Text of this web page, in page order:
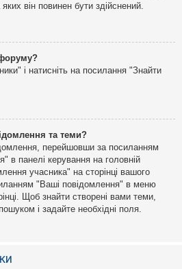
він повинен бути здійснений.
і натисніть на посилання "Знайти
та теми?
перейшовши за посиланням
в панелі керування на головній
учасника" на сторінці вашого
"Ваші повідомлення" в меню
Щоб знайти створені вами теми,
і задайте необхідні поля.